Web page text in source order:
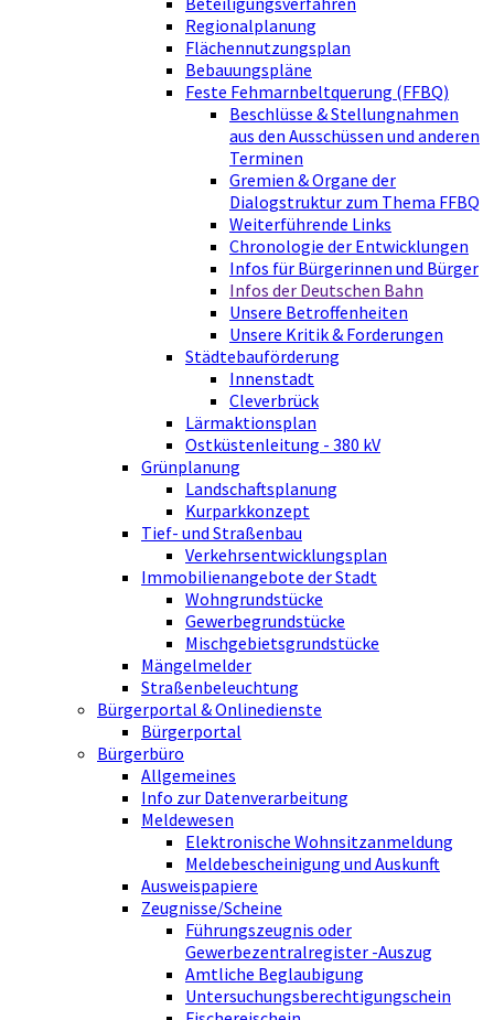
Regionalplanung
Flächennutzungsplan
Bebauungspläne
Feste Fehmarnbeltquerung (FFBQ)
Beschlüsse & Stellungnahmen
aus den Ausschüssen und anderen
Terminen
Gremien & Organe der
Dialogstruktur zum Thema FFBQ
Weiterführende Links
Chronologie der Entwicklungen
Infos für Bürgerinnen und Bürger
Infos der Deutschen Bahn
Unsere Betroffenheiten
Unsere Kritik & Forderungen
Städtebauförderung
Innenstadt
Cleverbrück
Lärmaktionsplan
Ostküstenleitung - 380 kV
Grünplanung
Landschaftsplanung
Kurparkkonzept
Tief- und Straßenbau
Verkehrsentwicklungsplan
Immobilienangebote der Stadt
Wohngrundstücke
Gewerbegrundstücke
Mischgebietsgrundstücke
Mängelmelder
Straßenbeleuchtung
Bürgerportal & Onlinedienste
Bürgerportal
Bürgerbüro
Allgemeines
Info zur Datenverarbeitung
Meldewesen
Elektronische Wohnsitzanmeldung
Meldebescheinigung und Auskunft
Ausweispapiere
Zeugnisse/Scheine
Führungszeugnis oder
Gewerbezentralregister -Auszug
Amtliche Beglaubigung
Untersuchungsberechtigungschein